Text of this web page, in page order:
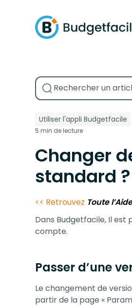
Utiliser l'appli Budgetfacile
5 min de lecture
Changer
standard
<< Retrouvez Toute l’Aide
Dans Budgetfacile, Il
compte.
Passer d’une
Le changement de
partir de la page «